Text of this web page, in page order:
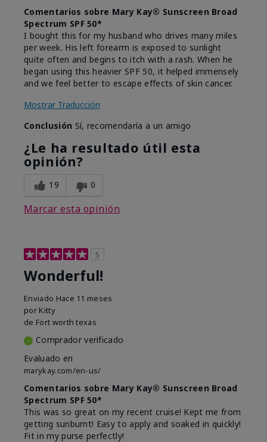
Comentarios sobre Mary Kay® Sunscreen Broad
Spectrum SPF 50*
I bought this for my husband who drives many miles
per week. His left forearm is exposed to sunlight
quite often and begins to itch with a rash. When he
began using this heavier SPF 50, it helped immensely
and we feel better to escape effects of skin cancer.
Mostrar Traducción
Conclusión Sí, recomendaría a un amigo
¿Le ha resultado útil esta
opinión?
19 0
Marcar esta opinión
5
Wonderful!
Enviado Hace 11 meses
por Kitty
de Fort worth texas
Comprador verificado
Evaluado en
marykay.com/en-us/
Comentarios sobre Mary Kay® Sunscreen Broad
Spectrum SPF 50*
This was so great on my recent cruise! Kept me from
getting sunburnt! Easy to apply and soaked in quickly!
Fit in my purse perfectly!